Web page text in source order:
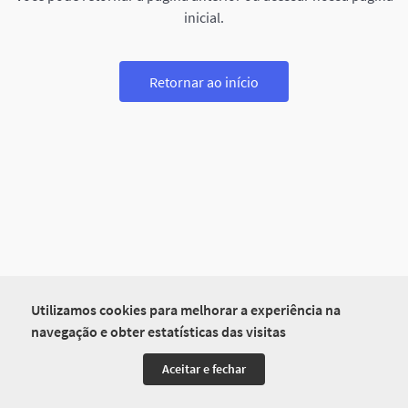
Utilizamos cookies para melhorar a experiência na
navegação e obter estatísticas das visitas
Aceitar e fechar
inicial.
Retornar ao início